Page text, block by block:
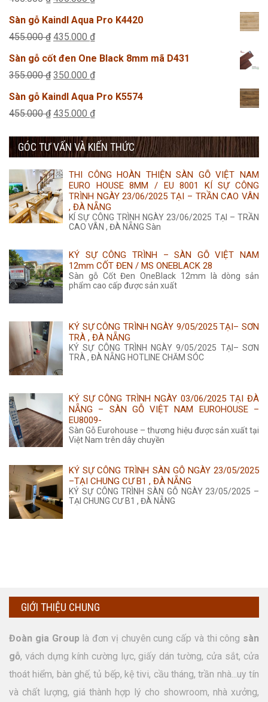
350.000 ₫.
gốc
là:
hiện
tại
435.000 ₫.
Sàn gỗ Kaindl Aqua Pro K4420
455.000₫ Giá
gốc
là:
435.000 ₫Giá
hiện
tại
435.000 ₫.
Sàn gỗ cốt đen One Black 8mm mã D431
355.000₫ Giá
gốc
là:
350.000 ₫Giá
hiện
tại
350.000 ₫.
Sàn gỗ Kaindl Aqua Pro K5574
455.000₫ Giá
là:
435.000 ₫Giá
tại
435.000 ₫.
GÓC TƯ VẤN VÀ KIẾN THỨC
THI CÔNG HOÀN THIỆN SÀN GỖ VIỆT NAM
EURO HOUSE 8MM / EU 8001 KÍ SỰ CÔNG
TRÌNH NGÀY 23/06/2025 TẠI – TRẦN CAO VÂN
, ĐÀ NẴNG
KÍ SỰ CÔNG TRÌNH NGÀY 23/06/2025 TẠI – TRẦN
CAO VÂN , ĐÀ NẴNG Sàn
KÝ SỰ CÔNG TRÌNH – SÀN GỖ VIỆT NAM
12mm CỐT ĐEN / MS ONEBLACK 28
Sàn gỗ Cốt Đen OneBlack 12mm là dòng sản
phẩm cao cấp được sản xuất
KÝ SỰ CÔNG TRÌNH NGÀY 9/05/2025 TẠI– SƠN
TRÀ , ĐÀ NẴNG
KÝ SỰ CÔNG TRÌNH NGÀY 9/05/2025 TẠI– SƠN
TRÀ , ĐÀ NẴNG HOTLINE CHĂM SÓC
KÝ SỰ CÔNG TRÌNH NGÀY 03/06/2025 TẠI ĐÀ
NẴNG – SÀN GỖ VIỆT NAM EUROHOUSE –
EU8009-
Sàn Gỗ Eurohouse – thương hiệu được sản xuất tại
Việt Nam trên dây chuyền
KÝ SỰ CÔNG TRÌNH SÀN GỖ NGÀY 23/05/2025
–TẠI CHUNG CƯ B1 , ĐÀ NẴNG
KÝ SỰ CÔNG TRÌNH SÀN GỖ NGÀY 23/05/2025 –
TẠI CHUNG CƯ B1 , ĐÀ NẴNG
GIỚI THIỆU CHUNG
Đoàn gia Group là đơn vị chuyên cung cấp và thi công sàn
gỗ, vách dựng kính cường lực, giấy dán tường, cửa sắt, cửa
thoát hiểm, bàn ghế, tủ bếp, kệ tivi, cầu tháng, trần nhà...uy tín
và chất lượng, giá thành hợp lý cho showroom, nhà xưởng,